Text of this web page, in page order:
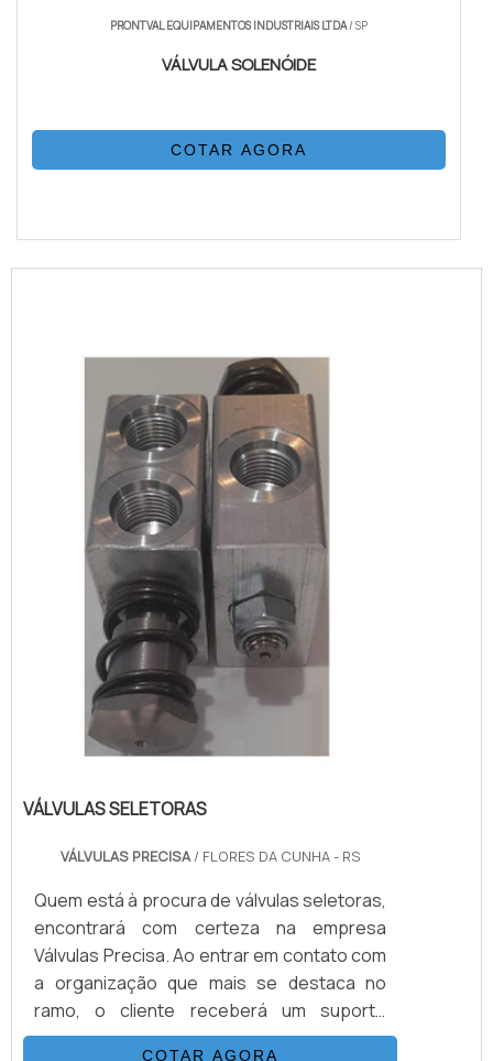
PRONTVAL EQUIPAMENTOS INDUSTRIAIS LTDA/ SP
VÁLVULA SOLENÓIDE
COTAR AGORA
VÁLVULAS SELETORAS
VÁLVULAS PRECISA/ FLORES DA CUNHA - RS
Quem está à procura de válvulas seletoras,
encontrará com certeza na empresa
Válvulas Precisa. Ao entrar em contato com
a organização que mais se destaca no
ramo, o cliente receberá um suporte
completo para sanar eventuais dúvidas
COTAR AGORA